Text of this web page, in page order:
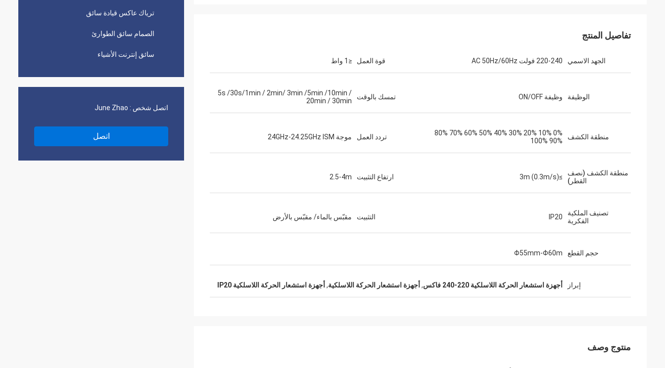
ترياك عاكس قيادة سائق
الصمام سائق الطوارئ
سائق إنترنت الأشياء
اتصل شخص : June Zhao
اتصل
تفاصيل المنتج
الجهد الاسمي 220-240 فولت AC 50Hz/60Hz قوة العمل ≤1 واط
الوظيفة وظيفة ON/OFF تمسك بالوقت
5s /30s/1min / 2min/ 3min /5min /10min /
20min / 30min
منطقة الكشف
0% 10% 20% 30% 40% 50% 60% 70% 80%
90% 100%
تردد العمل موجة 24GHz-24.25GHz ISM
منطقة الكشف (نصف
القطر)
≥3m (0.3m/s) ارتفاع التثبيت 2.5-4m
تصنيف الملكية
الفكرية
IP20 التثبيت مقبّس بالماء/ مقبّس بالأرض
حجم القطع Φ55mm-Φ60m
إبراز أجهزة استشعار الحركة اللاسلكية 220-240 فاكس , أجهزة استشعار الحركة اللاسلكية, أجهزة استشعار الحركة اللاسلكية IP20
منتوج وصف